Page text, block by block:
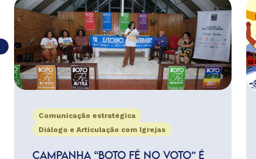
Comunicação estratégica
Diálogo e Articulação com Igrejas
CAMPANHA “BOTO FÉ NO VOTO” É